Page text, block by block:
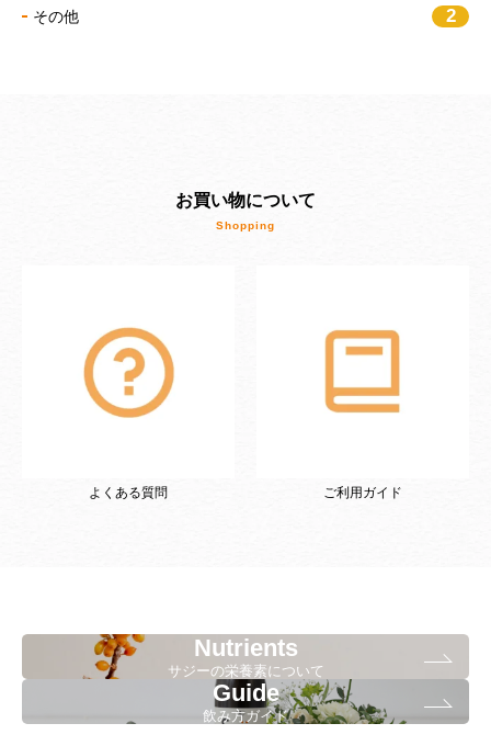
その他 2
お買い物について
よくある質問 ご利用ガイド
Nutrients
サジーの栄養素について
Guide
飲み方ガイド